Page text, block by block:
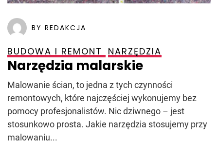
BY REDAKCJA
BUDOWA I REMONT NARZĘDZIA
Narzędzia malarskie
Malowanie ścian, to jedna z tych czynności
remontowych, które najczęściej wykonujemy bez
pomocy profesjonalistów. Nic dziwnego – jest
stosunkowo prosta. Jakie narzędzia stosujemy przy
malowaniu...